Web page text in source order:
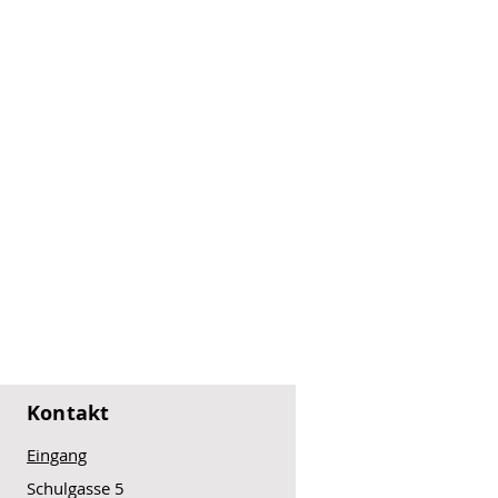
Kontakt
Eingang
Schulgasse 5